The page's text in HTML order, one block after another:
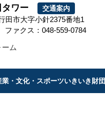
タワー 交通案内
市大字小針2375番地1
ァクス：048-559-0784
ム
・文化・スポーツいきいき財団